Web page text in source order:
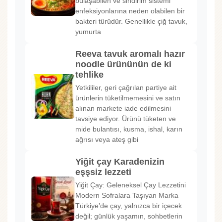
enfeksiyonlarına neden olabilen bir
bakteri türüdür. Genellikle çiğ tavuk,
yumurta
Reeva tavuk aromalı hazır
noodle ürününün de ki
tehlike
Yetkililer, geri çağrılan partiye ait
ürünlerin tüketilmemesini ve satın
alınan markete iade edilmesini
tavsiye ediyor. Ürünü tüketen ve
mide bulantısı, kusma, ishal, karın
ağrısı veya ateş gibi
Yiğit çay Karadenizin
eşşsiz lezzeti
Yiğit Çay: Geleneksel Çay Lezzetini
Modern Sofralara Taşıyan Marka
Türkiye’de çay, yalnızca bir içecek
değil; günlük yaşamın, sohbetlerin